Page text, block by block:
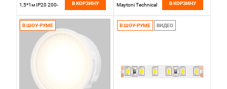
1,5*1м IP20 200-
В КОРЗИНУ
Maytoni Technical
цена за метр,
катушкой по 5 м
В КОРЗИНУ
В ШОУ-РУМЕ В ШОУ-РУМЕ ВИДЕО